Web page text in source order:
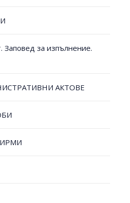
Заповед за изпълнение.
АКТОВЕ